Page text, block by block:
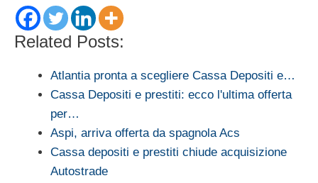
Related Posts:
Atlantia pronta a scegliere Cassa Depositi e…
Cassa Depositi e prestiti: ecco l'ultima offerta
per…
Aspi, arriva offerta da spagnola Acs
Cassa depositi e prestiti chiude acquisizione
Autostrade